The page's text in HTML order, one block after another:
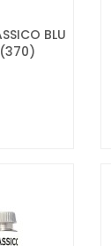
BLU
(370)